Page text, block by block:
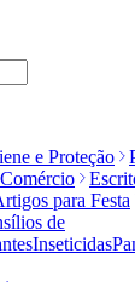
e Proteção
para Festa
de
Inseticidas